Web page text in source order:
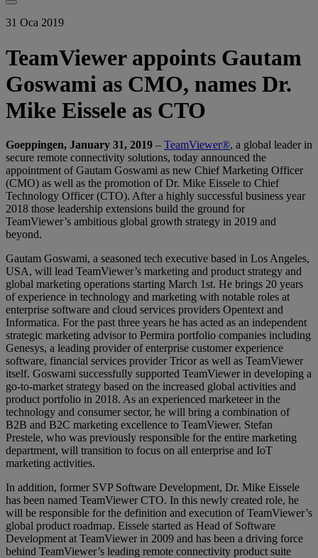
31 Oca 2019
TeamViewer appoints Gautam
Goswami as CMO, names Dr.
Mike Eissele as CTO
Goeppingen, January 31, 2019 – TeamViewer®, a global leader in
secure remote connectivity solutions, today announced the
appointment of Gautam Goswami as new Chief Marketing Officer
(CMO) as well as the promotion of Dr. Mike Eissele to Chief
Technology Officer (CTO). After a highly successful business year
2018 those leadership extensions build the ground for
TeamViewer’s ambitious global growth strategy in 2019 and
beyond.
Gautam Goswami, a seasoned tech executive based in Los Angeles,
USA, will lead TeamViewer’s marketing and product strategy and
global marketing operations starting March 1st. He brings 20 years
of experience in technology and marketing with notable roles at
enterprise software and cloud services providers Opentext and
Informatica. For the past three years he has acted as an independent
strategic marketing advisor to Permira portfolio companies including
Genesys, a leading provider of enterprise customer experience
software, financial services provider Tricor as well as TeamViewer
itself. Goswami successfully supported TeamViewer in developing a
go-to-market strategy based on the increased global activities and
product portfolio in 2018. As an experienced marketeer in the
technology and consumer sector, he will bring a combination of
B2B and B2C marketing excellence to TeamViewer. Stefan
Prestele, who was previously responsible for the entire marketing
department, will transition to focus on all enterprise and IoT
marketing activities.
In addition, former SVP Software Development, Dr. Mike Eissele
has been named TeamViewer CTO. In this newly created role, he
will be responsible for the definition and execution of TeamViewer’s
global product roadmap. Eissele started as Head of Software
Development at TeamViewer in 2009 and has been a driving force
behind TeamViewer’s leading remote connectivity product suite